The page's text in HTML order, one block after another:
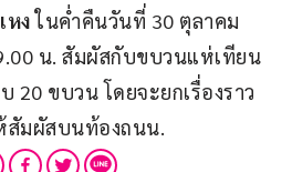
หง ในค่ำคืนวันที่ 30 ตุลาคม
น. สัมผัสกับขบวนแห่เทียน
20 ขบวน โดยจะยกเรื่องราว
สัมผัสบนท้องถนน.